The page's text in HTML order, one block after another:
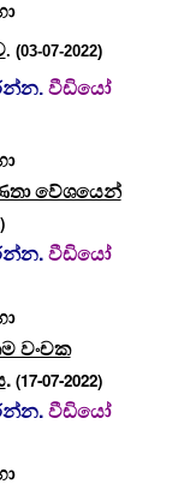
. (03-07-2022)
වීඩියෝ
වේශයෙන්
වීඩියෝ
වංචක
.(17-07-2022)
වීඩියෝ